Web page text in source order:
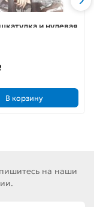
и нулевая
В корзину
на наши